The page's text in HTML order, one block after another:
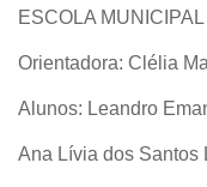
ESCOLA
Orientadora: Clélia
Alunos: Leandro
Ana Lívia dos Santos